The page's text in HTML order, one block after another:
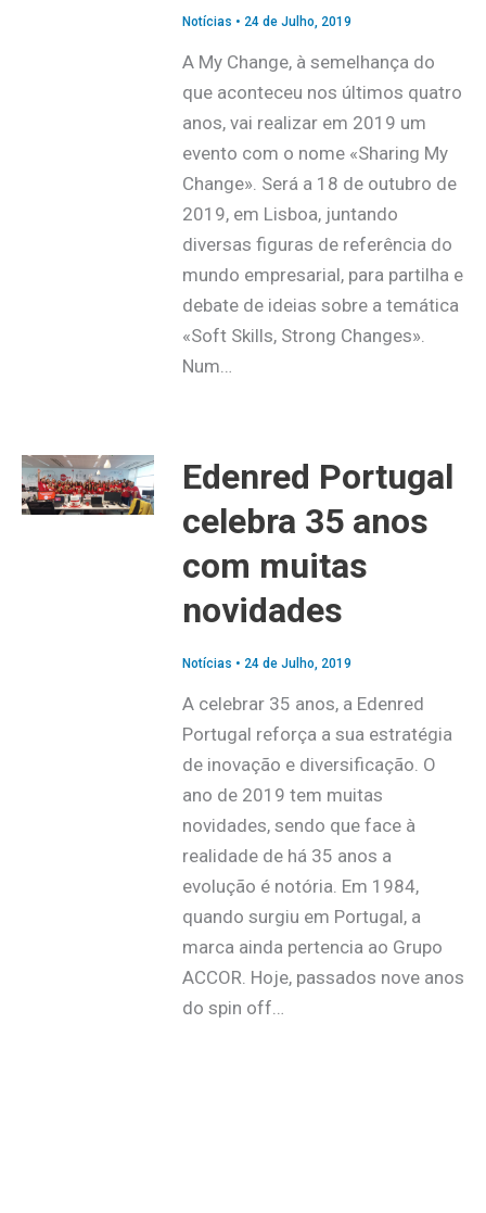
Notícias • 24 de Julho, 2019
A My Change, à semelhança do
que aconteceu nos últimos quatro
anos, vai realizar em 2019 um
evento com o nome «Sharing My
Change». Será a 18 de outubro de
2019, em Lisboa, juntando
diversas figuras de referência do
mundo empresarial, para partilha e
debate de ideias sobre a temática
«Soft Skills, Strong Changes».
Num…
Edenred Portugal
celebra 35 anos
com muitas
novidades
Notícias • 24 de Julho, 2019
A celebrar 35 anos, a Edenred
Portugal reforça a sua estratégia
de inovação e diversificação. O
ano de 2019 tem muitas
novidades, sendo que face à
realidade de há 35 anos a
evolução é notória. Em 1984,
quando surgiu em Portugal, a
marca ainda pertencia ao Grupo
ACCOR. Hoje, passados nove anos
do spin off…